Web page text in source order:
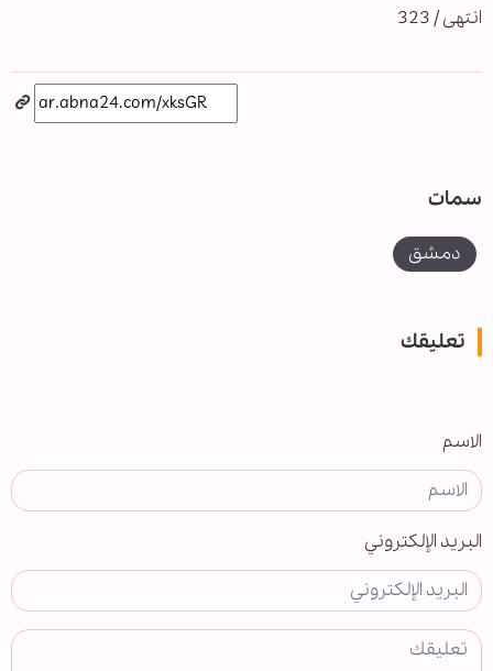
انتهى / 323
سمات
دمشق
تعليقك
الاسم
البريد الإلكتروني